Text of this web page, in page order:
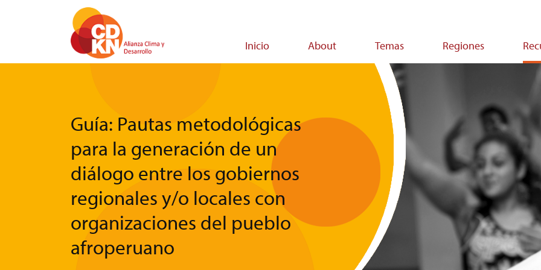
Inicio About Temas Regiones
Guía: Pautas metodológicas
para la generación de un
diálogo entre los gobiernos
regionales y/o locales con
organizaciones del pueblo
afroperuano